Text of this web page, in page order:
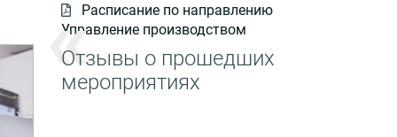
Расписание по направлению
Управление производством
Отзывы о прошедших
мероприятиях